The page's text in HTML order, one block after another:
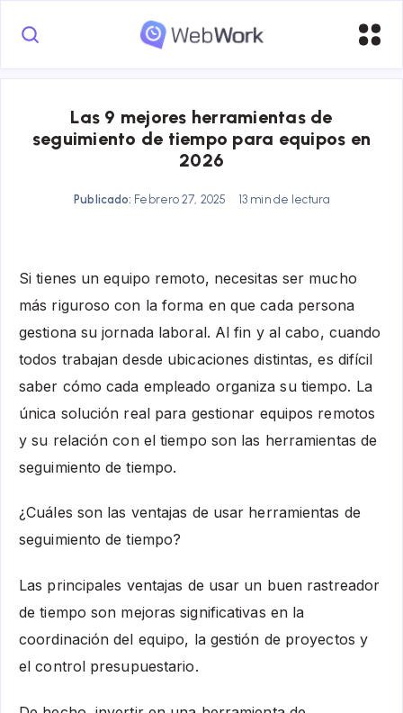
Las 9 mejores herramientas de
seguimiento de tiempo para equipos en
2026
Publicado: Febrero 27, 2025 13 min de lectura
Si tienes un equipo remoto, necesitas ser mucho
más riguroso con la forma en que cada persona
gestiona su jornada laboral. Al fin y al cabo, cuando
todos trabajan desde ubicaciones distintas, es difícil
saber cómo cada empleado organiza su tiempo. La
única solución real para gestionar equipos remotos
y su relación con el tiempo son las herramientas de
seguimiento de tiempo.
¿Cuáles son las ventajas de usar herramientas de
seguimiento de tiempo?
Las principales ventajas de usar un buen rastreador
de tiempo son mejoras significativas en la
coordinación del equipo, la gestión de proyectos y
el control presupuestario.